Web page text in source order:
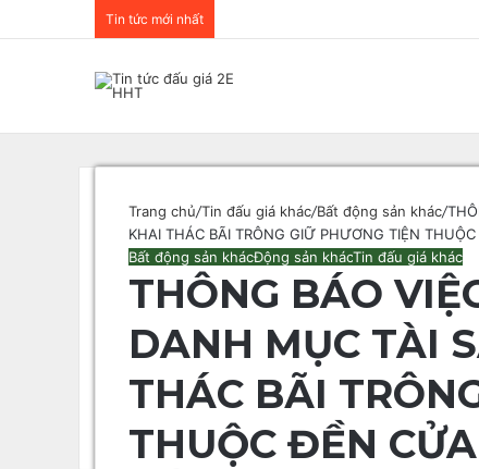
Tin tức mới nhất
Trang chủ/Tin đấu giá khác/Bất động sản khác/
KHAI THÁC BÃI TRÔNG GIỮ PHƯƠNG TIỆN
Bất động sản khácĐộng sản khácTin đấu giá khác
THÔNG BÁO
DANH MỤC TÀI
THÁC BÃI
THUỘC ĐỀN